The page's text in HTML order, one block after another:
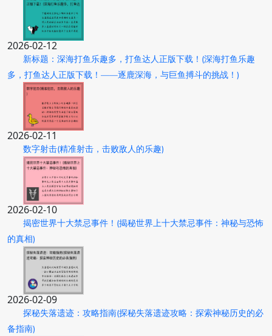
2026-02-12
新标题：深海打鱼乐趣多，打鱼达人正版下载！(深海打鱼乐趣
多，打鱼达人正版下载！——逐鹿深海，与巨鱼搏斗的挑战！)
2026-02-11
数字射击(精准射击，击败敌人的乐趣)
2026-02-10
揭密世界十大禁忌事件！(揭秘世界上十大禁忌事件：神秘与恐怖
的真相)
2026-02-09
探秘失落遗迹：攻略指南(探秘失落遗迹攻略：探索神秘历史的必
备指南)